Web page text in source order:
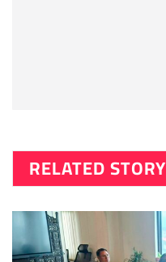
RELATED STORY